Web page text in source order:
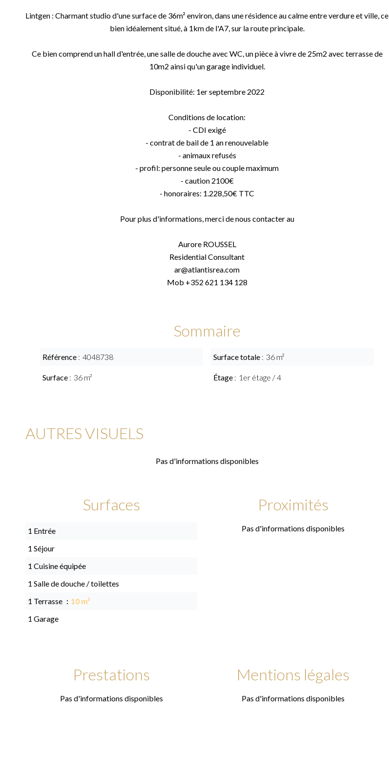
Lintgen : Charmant studio d'une surface de 36m² environ, dans une résidence au calme entre verdure et ville, ce
bien idéalement situé, à 1km de l'A7, sur la route principale.
Ce bien comprend un hall d'entrée, une salle de douche avec WC, un pièce à vivre de 25m2 avec terrasse de
10m2 ainsi qu'un garage individuel.
Disponibilité: 1er septembre 2022
Conditions de location:
- CDI exigé
- contrat de bail de 1 an renouvelable
- animaux refusés
- profil: personne seule ou couple maximum
- caution 2100€
- honoraires: 1.228,50€ TTC
Pour plus d'informations, merci de nous contacter au
Aurore ROUSSEL
Residential Consultant
ar@atlantisrea.com
Mob +352 621 134 128
Sommaire
Référence 4048738
Surface 36 m²
Surface totale 36 m²
Étage 1er étage / 4
AUTRES VISUELS
Pas d'informations disponibles
Surfaces
1 Entrée
1 Séjour
1 Cuisine équipée
1 Salle de douche / toilettes
1 Terrasse
10 m²
1 Garage
Proximités
Pas d'informations disponibles
Prestations
Pas d'informations disponibles
Mentions légales
Pas d'informations disponibles